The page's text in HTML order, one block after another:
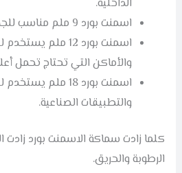
الداخلية.
اسمنت بورد 9 ملم مناسب للجدران الداخلية والقواطع.
اسمنت بورد 12 ملم
والأماكن التي تحتاج تحمل
اسمنت بورد 18 ملم
والتطبيقات الصناعية.
كلما زادت سماكة الاسمنت بورد زادت
الرطوبة والحريق.